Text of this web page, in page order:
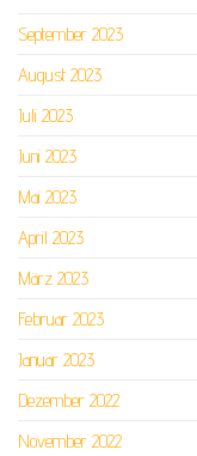
September 2023
August 2023
Juli 2023
Juni 2023
Mai 2023
April 2023
März 2023
Februar 2023
Januar 2023
Dezember 2022
November 2022